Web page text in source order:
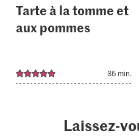
Tarte à la tomme et
aux pommes
35 min.
Laissez-